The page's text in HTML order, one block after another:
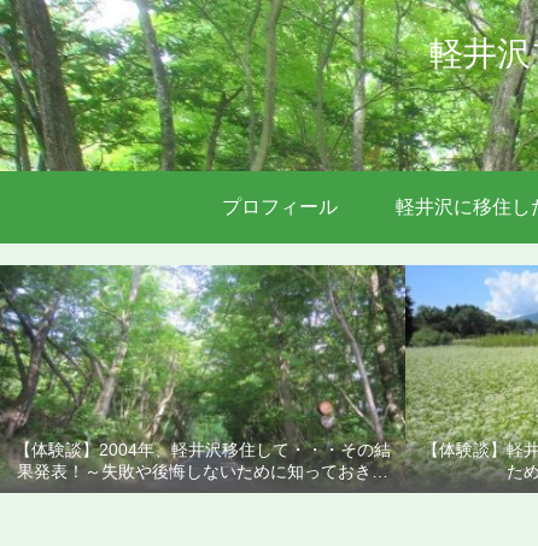
軽井
プロフィール 軽井沢に移住し
【体験談】2004年、軽井沢移住して・・・その結
果発表！～失敗や後悔しないために知っておきた
いこと
【体験談】軽
た